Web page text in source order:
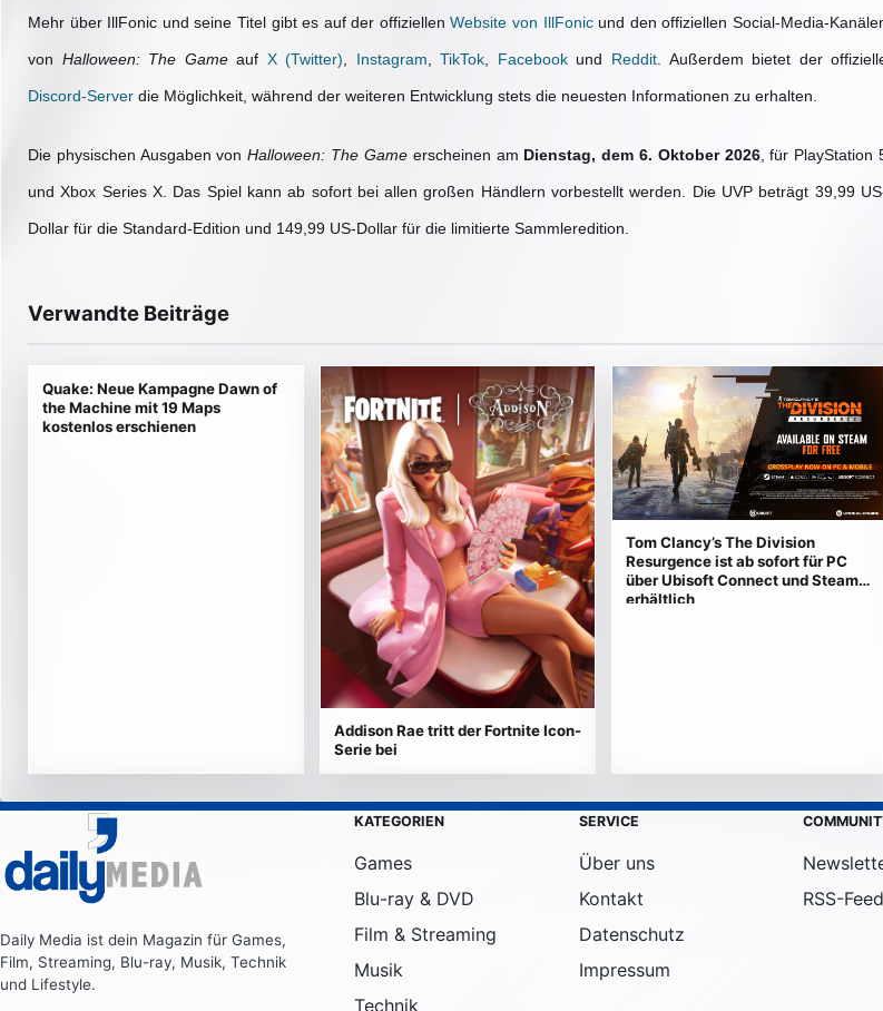
Mehr über IllFonic und seine Titel gibt es auf der offiziellenWebsite von IllFonicund den offiziellen Social-Media-
von Halloween: The Gameauf X (Twitter), Instagram,TikTok, Facebookund Reddit. Außerdem bietet der
Discord-Server die Möglichkeit, während der weiteren Entwicklung stets die neuesten Informationen zu erhalten.
Die physischen Ausgaben vonHalloween: The Gameerscheinen am Dienstag, dem 6. Oktober 2026, für PlayStation
und Xbox Series X. Das Spiel kann ab sofort bei allen großen Händlern vorbestellt werden. Die UVP beträgt 39,99
Dollar für die Standard-Edition und 149,99 US-Dollar für die limitierte Sammleredition.
Verwandte Beiträge
Quake: Neue Kampagne Dawn of
the Machine mit 19 Maps
kostenlos erschienen
Addison Rae tritt der Fortnite Icon-
Serie bei
Tom Clancy’s The Division
Resurgence ist ab sofort für PC
über Ubisoft Connect und Steam
erhältlich
Daily Media ist dein Magazin für Games,
Film, Streaming, Blu-ray, Musik, Technik
und Lifestyle.
KATEGORIEN
Games
Blu-ray & DVD
Film & Streaming
Musik
Technik
SERVICE
Über uns
Kontakt
Datenschutz
Impressum
RSS-Feed